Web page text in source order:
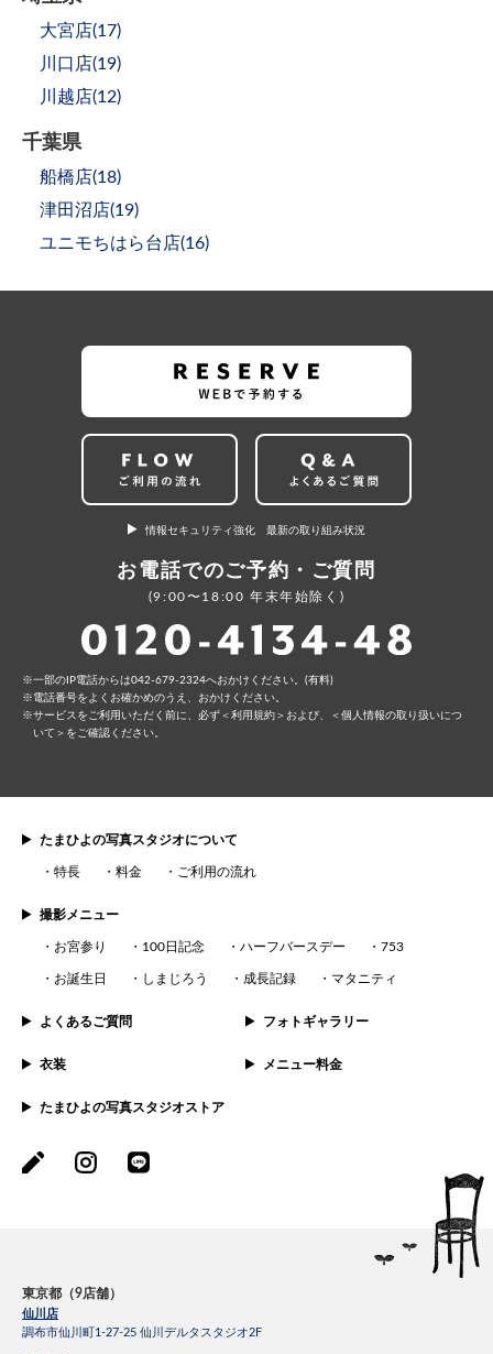
大宮店(17)
川口店(19)
川越店(12)
千葉県
船橋店(18)
津田沼店(19)
ユニモちはら台店(16)
情報セキュリティ強化 最新の取り組み状況
お電話でのご予約・ご質問
(9:00〜18:00 年末年始除く)
⼀部のIP電話からは042-679-2324へおかけください。(有料)
電話番号をよくお確かめのうえ、おかけください。
サービスをご利⽤いただく前に、必ず ＜利⽤規約＞ および、
＜個⼈情報の取り扱いにつ
いて＞ をご確認ください。
たまひよの写真スタジオについて
特長 料金 ご利用の流れ
撮影メニュー
お宮参り 100日記念 ハーフバースデー 753
お誕生日 しまじろう 成長記録 マタニティ
よくあるご質問 フォトギャラリー
衣装 メニュー料金
たまひよの写真スタジオストア
東京都（9店舗）
仙川店
調布市仙川町1-27-25 仙川デルタスタジオ2F